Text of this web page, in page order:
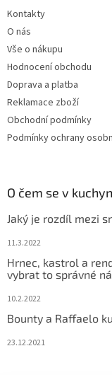
Kontakty
O nás
Vše o nákupu
Hodnocení obchodu
Doprava a platba
Reklamace zboží
Obchodní podmínky
Podmínky ochrany
O čem se v
Jaký je rozdíl mezi
11.3.2022
Hrnec, kastrol a
vybrat to správné
10.2.2022
Bounty a Raffaelo
23.12.2021